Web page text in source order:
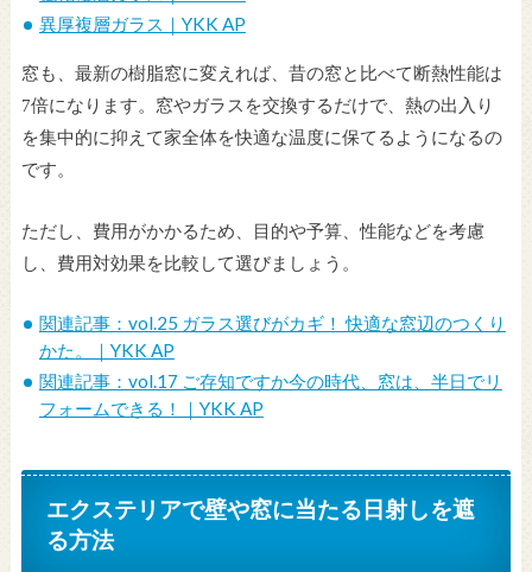
異厚複層ガラス｜YKK AP
窓も、最新の樹脂窓に変えれば、昔の窓と比べて断熱性能は
7倍になります。窓やガラスを交換するだけで、熱の出入り
を集中的に抑えて家全体を快適な温度に保てるようになるの
です。
ただし、費用がかかるため、目的や予算、性能などを考慮
し、費用対効果を比較して選びましょう。
関連記事：vol.25 ガラス選びがカギ！ 快適な窓辺のつくり
かた。｜YKK AP
関連記事：vol.17 ご存知ですか今の時代、窓は、半日でリ
フォームできる！｜YKK AP
エクステリアで壁や窓に当たる日射しを遮
る方法